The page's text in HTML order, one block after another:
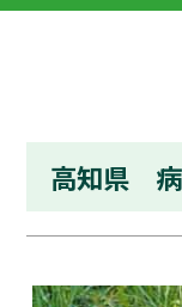
高知県 病